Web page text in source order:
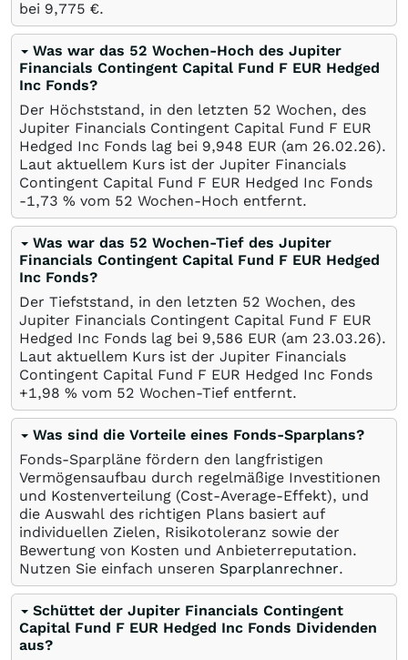
bei 9,775 €.
Was war das 52 Wochen-Hoch des Jupiter
Financials Contingent Capital Fund F EUR Hedged
Inc Fonds?
Der Höchststand, in den letzten 52 Wochen, des
Jupiter Financials Contingent Capital Fund F EUR
Hedged Inc Fonds lag bei 9,948 EUR (am 26.02.26).
Laut aktuellem Kurs ist der Jupiter Financials
Contingent Capital Fund F EUR Hedged Inc Fonds
-1,73 % vom 52 Wochen-Hoch entfernt.
Was war das 52 Wochen-Tief des Jupiter
Financials Contingent Capital Fund F EUR Hedged
Inc Fonds?
Der Tiefststand, in den letzten 52 Wochen, des
Jupiter Financials Contingent Capital Fund F EUR
Hedged Inc Fonds lag bei 9,586 EUR (am 23.03.26).
Laut aktuellem Kurs ist der Jupiter Financials
Contingent Capital Fund F EUR Hedged Inc Fonds
+1,98 % vom 52 Wochen-Tief entfernt.
Was sind die Vorteile eines Fonds-Sparplans?
Fonds-Sparpläne fördern den langfristigen
Vermögensaufbau durch regelmäßige Investitionen
und Kostenverteilung (Cost-Average-Effekt), und
die Auswahl des richtigen Plans basiert auf
individuellen Zielen, Risikotoleranz sowie der
Bewertung von Kosten und Anbieterreputation.
Nutzen Sie einfach unseren Sparplanrechner.
Schüttet der Jupiter Financials Contingent
Capital Fund F EUR Hedged Inc Fonds Dividenden
aus?